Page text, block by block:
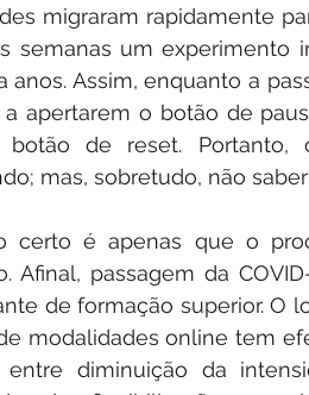
migraram rapidamente
semanas um experimento
anos. Assim, enquanto a
a apertarem o botão de
botão de reset.
mas, sobretudo, não
certo é apenas que o
Afinal, passagem da
de formação superior. O
modalidades online tem
diminuição da